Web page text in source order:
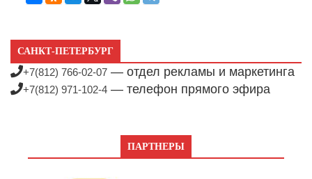
САНКТ-ПЕТЕРБУРГ
+7(812) 766-02-07 — отдел рекламы и маркетинга
+7(812) 971-102-4 — телефон прямого эфира
ПАРТНЕРЫ